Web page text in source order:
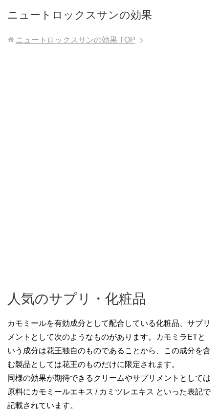
ニュートロックスサンの効果
ニュートロックスサンの効果 TOP
人気のサプリ・化粧品
カモミールを有効成分として配合している化粧品、サプリ
メントとして次のようなものがあります。カモミラETと
いう成分は花王独自のものであることから、この成分を含
む製品としては花王のものだけに限定されます。
同様の効果が期待できるクリームやサプリメントとしては
原料にカモミールエキス / カミツレエキス といった表記で
記載されています。